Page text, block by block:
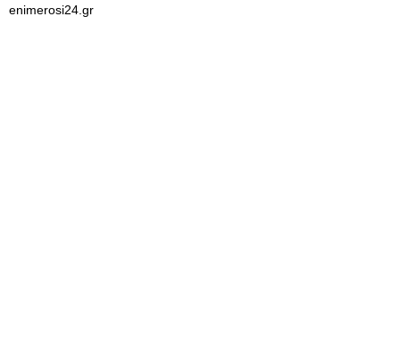
enimerosi24.gr